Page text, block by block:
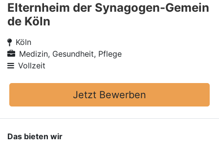
Elternheim der Synagogen-Gemein
de Köln
Köln
Medizin, Gesundheit, Pflege
Vollzeit
Jetzt Bewerben
Das bieten wir